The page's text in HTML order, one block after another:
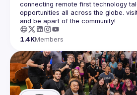
connecting remote first technology
opportunities all across the globe.
1.4KMembers